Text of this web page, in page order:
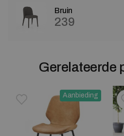
Bruin
239
Gerelateerde
Aanbieding
Toevoegen aan verlanglijstje
Verwijderen van verlanglijst